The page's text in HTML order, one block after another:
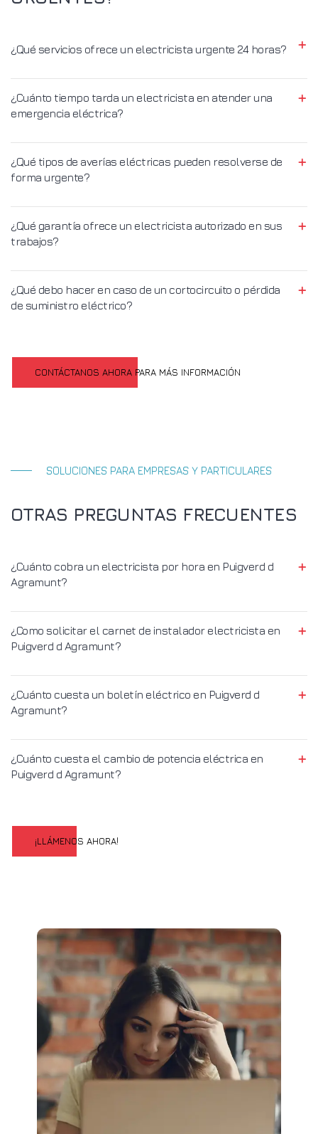
¿Qué servicios ofrece un electricista urgente 24 horas?
¿Cuánto tiempo tarda un electricista en atender una
emergencia eléctrica?
¿Qué tipos de averías eléctricas pueden resolverse de
forma urgente?
¿Qué garantía ofrece un electricista autorizado en sus
trabajos?
¿Qué debo hacer en caso de un cortocircuito o pérdida
de suministro eléctrico?
CONTÁCTANOS AHORA PARA MÁS INFORMACIÓN
SOLUCIONES PARA EMPRESAS Y PARTICULARES
OTRAS PREGUNTAS FRECUENTES
¿Cuánto cobra un electricista por hora en Puigverd d
Agramunt?
¿Como solicitar el carnet de instalador electricista en
Puigverd d Agramunt?
¿Cuánto cuesta un boletín eléctrico en Puigverd d
Agramunt?
¿Cuánto cuesta el cambio de potencia eléctrica en
Puigverd d Agramunt?
¡LLÁMENOS AHORA!